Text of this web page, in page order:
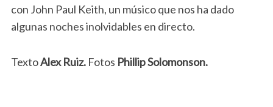
con John Paul Keith, un músico que nos ha dado
algunas noches inolvidables en directo.
TextoAlex Ruiz.Fotos Phillip Solomonson.